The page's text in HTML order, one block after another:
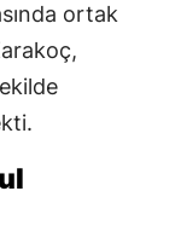
ortak